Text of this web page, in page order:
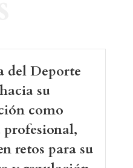
del Deporte
su
como
profesional,
retos para su